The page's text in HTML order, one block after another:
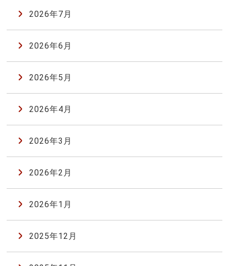
2026年7月
2026年6月
2026年5月
2026年4月
2026年3月
2026年2月
2026年1月
2025年12月